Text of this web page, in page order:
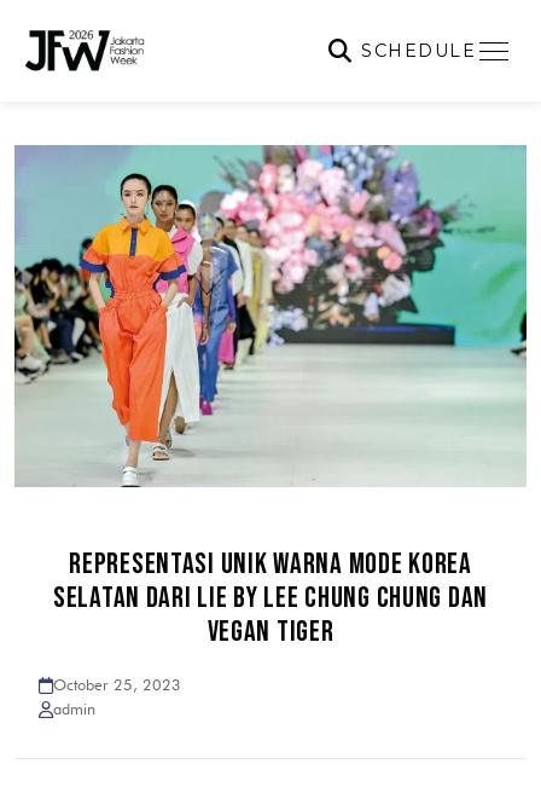
SCHEDULE
REPRESENTASI UNIK WARNA MODE KOREA
SELATAN DARI LIE BY LEE CHUNG CHUNG DAN
VEGAN TIGER
October 25, 2023
admin